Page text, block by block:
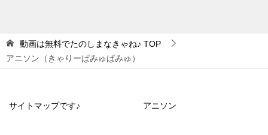
動画は無料でたのしまなきゃね♪ TOP
アニソン（きゃりーぱみゅぱみゅ）
サイトマップです♪ アニソン